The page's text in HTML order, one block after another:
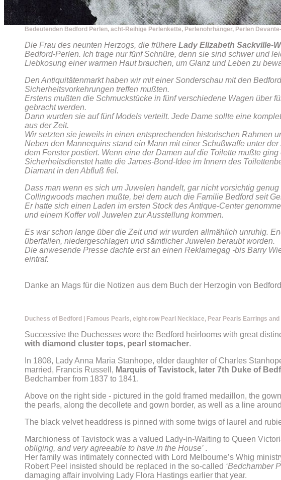
Bedeutenden Bedford Perlen, acht-Reihige Perlenkette, Perlenohrhänger, Perlen
Die Frau des neunten Herzogs, die frühere Lady Elizabeth Sackville-
Bedford-Perlen. Ich trage nur fünf Schnüre, denn sie sind schwer und
Liebkosung einer warmen Haut brauchen, um Glanz und Leben zu
Den Antiquitätenmarkt haben wir mit einer Sonderschau mit den
Sicherheitsvorkehrungen treffen mußten.
Erstens mußten die Schmuckstücke in fünf verschiedene Wagen über
gebracht werden.
Dann wurden sie auf fünf Models verteilt. Jede Dame sollte eine
aus der Zeit.
Wir setzten sie jeweils in einen entsprechenden historischen Rahmen
Neben den Mannequins stand ein Mann mit einer Schußwaffe unter
dem Fenster postiert. Wenn eine der Damen auf die Toilette mußte
Sicherheitsdienstet hatte die James-Bond-Idee im Innern des
Diamant in den Abfluß fiel.
Dass man wenn es sich um Juwelen handelt, gar nicht vorsichtig
Collingwoods machen mußte, bei dem auch die Familie Bedford seit
Er hatte sich einen Laden im ersten Stock des Antique-Center
und einem Koffer voll Juwelen zur Ausstellung kommen.
Es war schon lange über die Zeit und wir wurden allmählich unruhig.
überfallen, niedergeschlagen und sämtlicher Juwelen beraubt worden.
Die anwesende Presse dachte erst an einen Reklamegag -bis Barry
eintraf.
Danke an Mags für die Notizen aus dem Buch der Herzogin von
Duchess of Bedford | Famous Pearls, eight-row Pearl Necklace, Pear Pearls Earrings
Successive the Duchesses wore the Bedford heirlooms with great
with diamond cluster tops, pearl stomacher.
In 1808, Lady Anna Maria Stanhope, elder daughter of Charles
married, Francis Russell, Marquis of Tavistock, later 7th Duke of
Bedchamber from 1837 to 1841.
Above on the right side - pictured in the gold framed medaillon, the
the pearls, along the decollete and gown border, as well as a line
The black velvet headdress is pinned with some twigs of laurel and
Marchioness of Tavistock was a valued Lady-in-Waiting to Queen
obliging, and very agreeable to have in the House’ .
Her family was intimately connected with Lord Melbourne’s Whig
Robert Peel insisted should be replaced in the so-called ‘Bedchamber
damaging affair involving Lady Flora Hastings earlier that year.